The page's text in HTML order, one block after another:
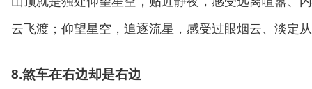
云飞渡；仰望星空，追逐流星，感受过眼烟云、淡定
8.煞车在右边却是右边